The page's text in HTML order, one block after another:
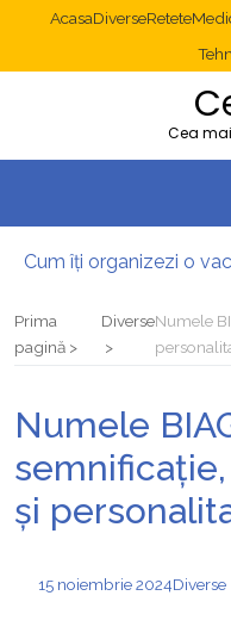
AcasaDiverseRetete
Cea
Cum îți organizezi o
Prima
pagină
DiverseNumele
Numele
și
15 noiembrie 2024Diverse